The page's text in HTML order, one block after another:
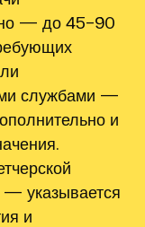
— до 45–90
службами —
и
— указывается
и